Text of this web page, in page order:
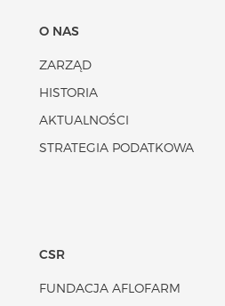
O NAS
ZARZĄD
HISTORIA
AKTUALNOŚCI
STRATEGIA PODATKOWA
CSR
FUNDACJA AFLOFARM